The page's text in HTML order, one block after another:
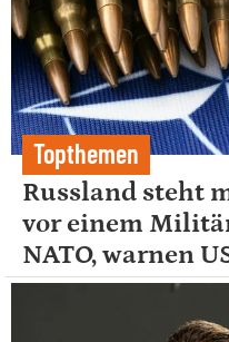
Topthemen
Russland steht
vor einem
NATO, warnen